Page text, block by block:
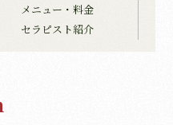
メニュー・料金
セラピスト紹介